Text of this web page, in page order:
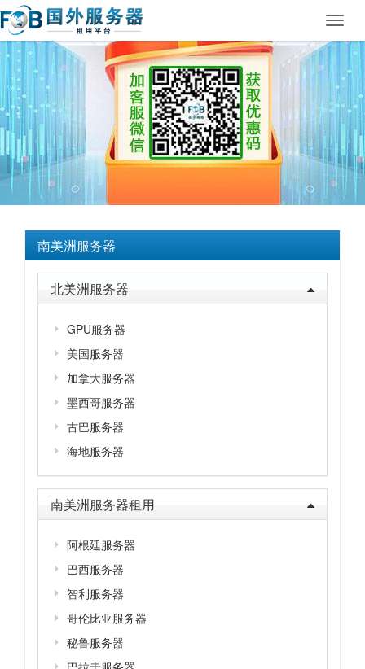
南美洲服务器
北美洲服务器
GPU服务器
美国服务器
加拿大服务器
墨西哥服务器
古巴服务器
海地服务器
南美洲服务器租用
阿根廷服务器
巴西服务器
智利服务器
哥伦比亚服务器
秘鲁服务器